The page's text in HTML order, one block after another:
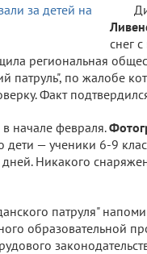
снег
региональная
патруль", по жалобе
Факт
начале февраля.
дети — ученики 6-9
Никакого
патруля"
образовательной